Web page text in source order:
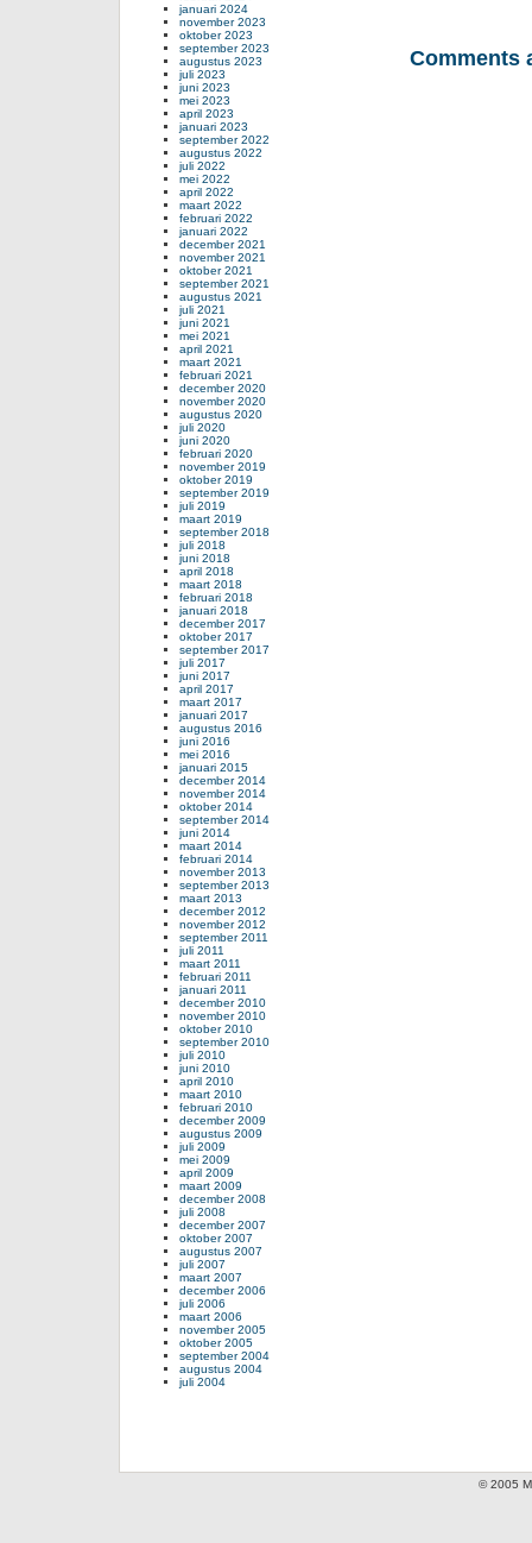
Comments
januari 2024
november 2023
oktober 2023
september 2023
augustus 2023
juli 2023
juni 2023
mei 2023
april 2023
januari 2023
september 2022
augustus 2022
juli 2022
mei 2022
april 2022
maart 2022
februari 2022
januari 2022
december 2021
november 2021
oktober 2021
september 2021
augustus 2021
juli 2021
juni 2021
mei 2021
april 2021
maart 2021
februari 2021
december 2020
november 2020
augustus 2020
juli 2020
juni 2020
februari 2020
november 2019
oktober 2019
september 2019
juli 2019
maart 2019
september 2018
juli 2018
juni 2018
april 2018
maart 2018
februari 2018
januari 2018
december 2017
oktober 2017
september 2017
juli 2017
juni 2017
april 2017
maart 2017
januari 2017
augustus 2016
juni 2016
mei 2016
januari 2015
december 2014
november 2014
oktober 2014
september 2014
juni 2014
maart 2014
februari 2014
november 2013
september 2013
maart 2013
december 2012
november 2012
september 2011
juli 2011
maart 2011
februari 2011
januari 2011
december 2010
november 2010
oktober 2010
september 2010
juli 2010
juni 2010
april 2010
maart 2010
februari 2010
december 2009
augustus 2009
juli 2009
mei 2009
april 2009
maart 2009
december 2008
juli 2008
december 2007
oktober 2007
augustus 2007
juli 2007
maart 2007
december 2006
juli 2006
maart 2006
november 2005
oktober 2005
september 2004
augustus 2004
juli 2004
© 2005